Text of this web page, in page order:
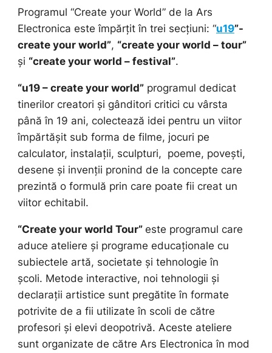
Programul “Create your World” de la Ars
Electronica este împărțit în trei secțiuni: “u19”-
create your world”, “create your world – tour”
și “create your world – festival”.
“u19 – create your world”programul dedicat
tinerilor creatori și gânditori critici cu vârsta
până în 19 ani, colectează idei pentru un viitor
împărtășit sub forma de filme, jocuri pe
calculator, instalații, sculpturi, poeme, povești,
desene și invenții pronind de la concepte care
prezintă o formulă prin care poate fii creat un
viitor echitabil.
“Create your world Tour” este programul care
aduce ateliere și programe educaționale cu
subiectele artă, societate și tehnologie în
școli. Metode interactive, noi tehnologii și
declarații artistice sunt pregătite în formate
potrivite de a fii utilizate în scoli de către
profesori și elevi deopotrivă. Aceste ateliere
sunt organizate de către Ars Electronica în mod